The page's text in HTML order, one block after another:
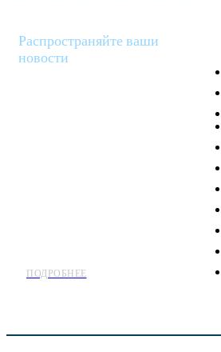
Распространяйте ваши
новости
ПОДРОБНЕЕ